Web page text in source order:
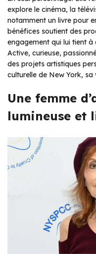
explore le cinéma, la
notamment un livre pour
bénéfices soutient des
engagement qui lui tient à
Active, curieuse,
des projets artistiques
culturelle de New York, sa
Une femme
lumineuse et